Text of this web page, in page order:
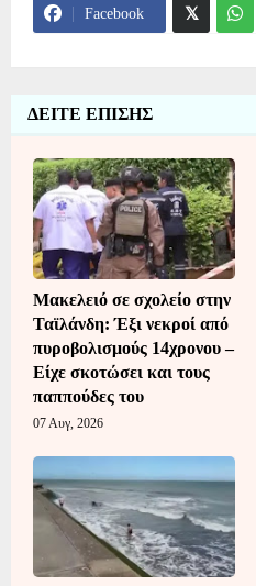
Facebook
ΔΕΙΤΕ ΕΠΙΣΗΣ
Μακελειό σε σχολείο στην
Ταϊλάνδη: Έξι νεκροί από
πυροβολισμούς 14χρονου –
Είχε σκοτώσει και τους
παππούδες του
07 Αυγ, 2026